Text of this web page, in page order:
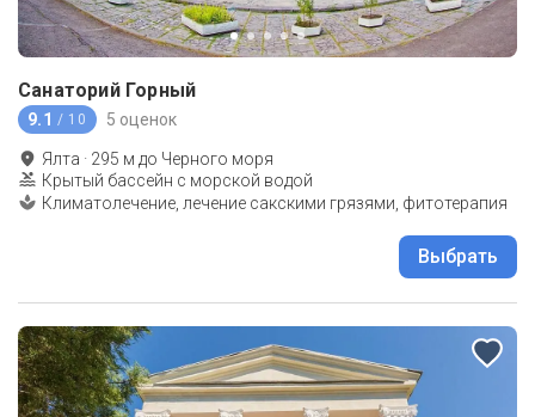
Санаторий Горный
9.1 / 10 5 оценок
Ялта · 295 м до Черного моря
Крытый бассейн с морской водой
Климатолечение, лечение сакскими грязями, фитотерапия
Выбрать